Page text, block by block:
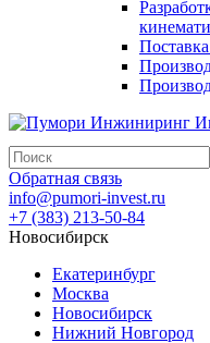
Обратная связь
info@pumori-invest.ru
+7 (383) 213-50-84
Новосибирск
Екатеринбург
Москва
Новосибирск
Нижний Новгород